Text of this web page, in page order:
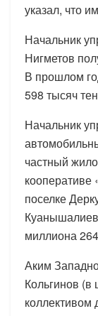
указал, что
Начальник
Нигметов
В прошлом
598 тысяч
Начальник
частный
кооперативе
поселке
миллиона
Аким
Кольгинов (в
коллективом